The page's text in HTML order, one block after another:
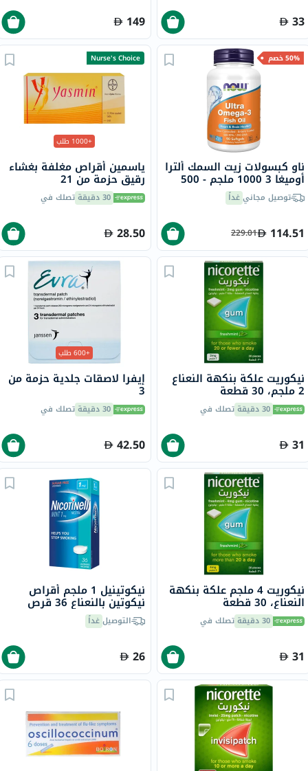
33
149
50% خصم
ناو كبسولات زيت السمك ألترا
أوميغا 3 1000 ملجم - 500
ملجم من حمض
الدوكوساهيكسانويك، حزمة
من 90
توصيل مجانيغداً
114.51
229.01
Nurse's Choice
+1000 طلب
ياسمين أقراص مغلفة بغشاء
رقيق حزمة من 21
30 دقيقة تصلك في
28.50
نيكوريت علكة بنكهة النعناع
2 ملجم، 30 قطعة
30 دقيقة تصلك في
31
+600 طلب
إيفرا لاصقات جلدية حزمة من
3
30 دقيقة تصلك في
42.50
نيكوريت 4 ملجم علكة بنكهة
النعناع، ​​30 قطعة
30 دقيقة تصلك في
31
نيكوتينيل 1 ملجم أقراص
نيكوتين بالنعناع 36 قرص
التوصيلغداً
26